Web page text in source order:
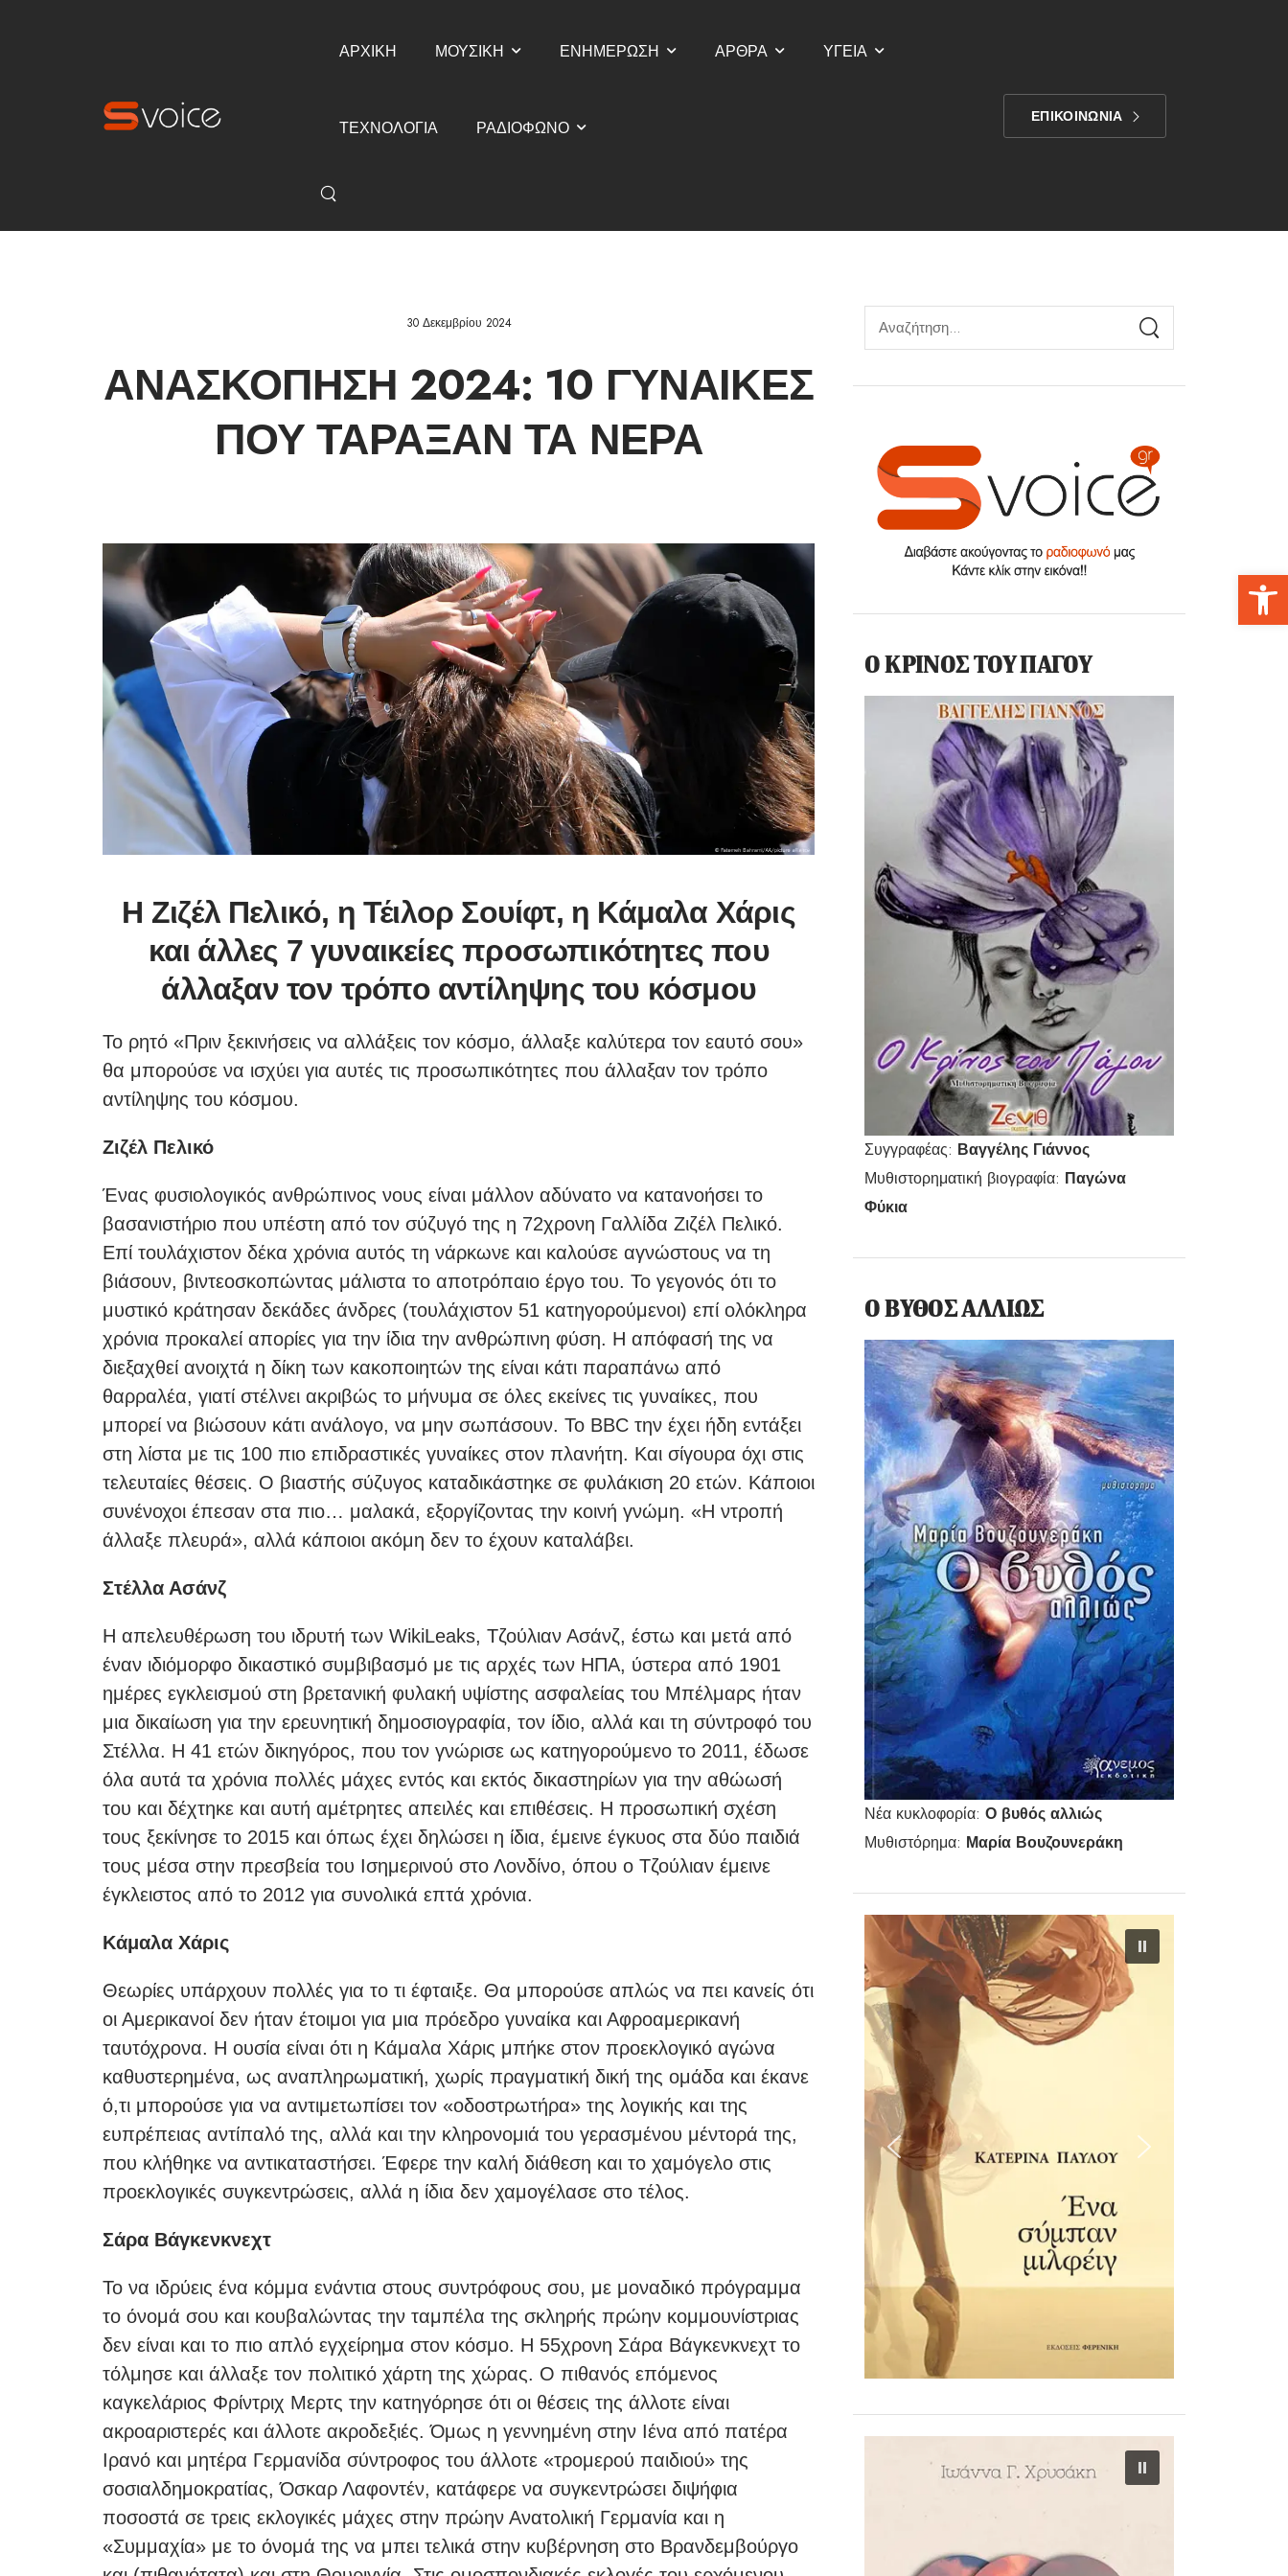
ΑΡΧΙΚΗ ΜΟΥΣΙΚΗ ΕΝΗΜΕΡΩΣΗ ΑΡΘΡΑ ΥΓΕΙΑ
ΤΕΧΝΟΛΟΓΙΑ ΡΑΔΙΟΦΩΝΟ
ΕΠΙΚΟΙΝΩΝΙΑ
Ο ΚΡΙΝΟΣ ΤΟΥ ΠΑΓΟΥ
Συγγραφέας: Βαγγέλης Γιάννος
Μυθιστορηματική βιογραφία: Παγώνα
Φύκια
Ο ΒΥΘΟΣ ΑΛΛΙΩΣ
Νέα κυκλοφορία:Ο βυθός αλλιώς
Μυθιστόρημα: Μαρία Βουζουνεράκη
30 Δεκεμβρίου 2024
ΑΝΑΣΚΌΠΗΣΗ 2024: 10 ΓΥΝΑΊΚΕΣ
ΠΟΥ ΤΆΡΑΞΑΝ ΤΑ ΝΕΡΆ
Η Ζιζέλ Πελικό, η Τέιλορ Σουίφτ, η Κάμαλα Χάρις
και άλλες 7 γυναικείες προσωπικότητες που
άλλαξαν τον τρόπο αντίληψης του κόσμου
Το ρητό «Πριν ξεκινήσεις να αλλάξεις τον κόσμο, άλλαξε καλύτερα τον εαυτό σου»
θα μπορούσε να ισχύει για αυτές τις προσωπικότητες που άλλαξαν τον τρόπο
αντίληψης του κόσμου.
Ζιζέλ Πελικό
Ένας φυσιολογικός ανθρώπινος νους είναι μάλλον αδύνατο να κατανοήσει το
βασανιστήριο που υπέστη από τον σύζυγό της η 72χρονη Γαλλίδα Ζιζέλ Πελικό.
Επί τουλάχιστον δέκα χρόνια αυτός τη νάρκωνε και καλούσε αγνώστους να τη
βιάσουν, βιντεοσκοπώντας μάλιστα το αποτρόπαιο έργο του. Το γεγονός ότι το
μυστικό κράτησαν δεκάδες άνδρες (τουλάχιστον 51 κατηγορούμενοι) επί ολόκληρα
χρόνια προκαλεί απορίες για την ίδια την ανθρώπινη φύση. Η απόφασή της να
διεξαχθεί ανοιχτά η δίκη των κακοποιητών της είναι κάτι παραπάνω από
θαρραλέα, γιατί στέλνει ακριβώς το μήνυμα σε όλες εκείνες τις γυναίκες, που
μπορεί να βιώσουν κάτι ανάλογο, να μην σωπάσουν. Το ΒBC την έχει ήδη εντάξει
στη λίστα με τις 100 πιο επιδραστικές γυναίκες στον πλανήτη. Και σίγουρα όχι στις
τελευταίες θέσεις. Ο βιαστής σύζυγος καταδικάστηκε σε φυλάκιση 20 ετών. Κάποιοι
συνένοχοι έπεσαν στα πιο… μαλακά, εξοργίζοντας την κοινή γνώμη. «Η ντροπή
άλλαξε πλευρά», αλλά κάποιοι ακόμη δεν το έχουν καταλάβει.
Στέλλα Ασάνζ
Η απελευθέρωση του ιδρυτή των WikiLeaks, Τζούλιαν Ασάνζ, έστω και μετά από
έναν ιδιόμορφο δικαστικό συμβιβασμό με τις αρχές των ΗΠΑ, ύστερα από 1901
ημέρες εγκλεισμού στη βρετανική φυλακή υψίστης ασφαλείας του Μπέλμαρς ήταν
μια δικαίωση για την ερευνητική δημοσιογραφία, τον ίδιο, αλλά και τη σύντροφό του
Στέλλα. Η 41 ετών δικηγόρος, που τον γνώρισε ως κατηγορούμενο το 2011, έδωσε
όλα αυτά τα χρόνια πολλές μάχες εντός και εκτός δικαστηρίων για την αθώωσή
του και δέχτηκε και αυτή αμέτρητες απειλές και επιθέσεις. Η προσωπική σχέση
τους ξεκίνησε το 2015 και όπως έχει δηλώσει η ίδια, έμεινε έγκυος στα δύο παιδιά
τους μέσα στην πρεσβεία του Ισημερινού στο Λονδίνο, όπου ο Τζούλιαν έμεινε
έγκλειστος από το 2012 για συνολικά επτά χρόνια.
Κάμαλα Χάρις
Θεωρίες υπάρχουν πολλές για το τι έφταιξε. Θα μπορούσε απλώς να πει κανείς ότι
οι Αμερικανοί δεν ήταν έτοιμοι για μια πρόεδρο γυναίκα και Αφροαμερικανή
ταυτόχρονα. Η ουσία είναι ότι η Κάμαλα Χάρις μπήκε στον προεκλογικό αγώνα
καθυστερημένα, ως αναπληρωματική, χωρίς πραγματική δική της ομάδα και έκανε
ό,τι μπορούσε για να αντιμετωπίσει τον «οδοστρωτήρα» της λογικής και της
ευπρέπειας αντίπαλό της, αλλά και την κληρονομιά του γερασμένου μέντορά της,
που κλήθηκε να αντικαταστήσει. Έφερε την καλή διάθεση και το χαμόγελο στις
προεκλογικές συγκεντρώσεις, αλλά η ίδια δεν χαμογέλασε στο τέλος.
Σάρα Βάγκενκνεχτ
Το να ιδρύεις ένα κόμμα ενάντια στους συντρόφους σου, με μοναδικό πρόγραμμα
το όνομά σου και κουβαλώντας την ταμπέλα της σκληρής πρώην κομμουνίστριας
δεν είναι και το πιο απλό εγχείρημα στον κόσμο. H 55χρονη Σάρα Βάγκενκνεχτ το
τόλμησε και άλλαξε τον πολιτικό χάρτη της χώρας. Ο πιθανός επόμενος
καγκελάριος Φρίντριχ Μερτς την κατηγόρησε ότι οι θέσεις της άλλοτε είναι
ακροαριστερές και άλλοτε ακροδεξιές. Όμως η γεννημένη στην Ιένα από πατέρα
Ιρανό και μητέρα Γερμανίδα σύντροφος του άλλοτε «τρομερού παιδιού» της
σοσιαλδημοκρατίας, Όσκαρ Λαφοντέν, κατάφερε να συγκεντρώσει διψήφια
ποσοστά σε τρεις εκλογικές μάχες στην πρώην Ανατολική Γερμανία και η
«Συμμαχία» με το όνομά της να μπει τελικά στην κυβέρνηση στο Βρανδεμβούργο